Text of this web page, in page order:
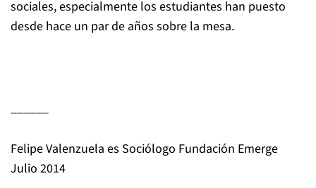
sociales, especialmente los estudiantes han puesto
desde hace un par de años sobre la mesa.
______
Felipe Valenzuela es Sociólogo Fundación Emerge
Julio 2014